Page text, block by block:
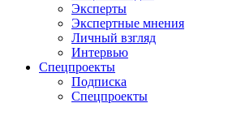
Эксперты
Экспертные мнения
Личный взгляд
Интервью
Спецпроекты
Подписка
Спецпроекты